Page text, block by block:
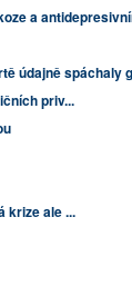
a
údajně spáchaly
priv...
krize ale ...